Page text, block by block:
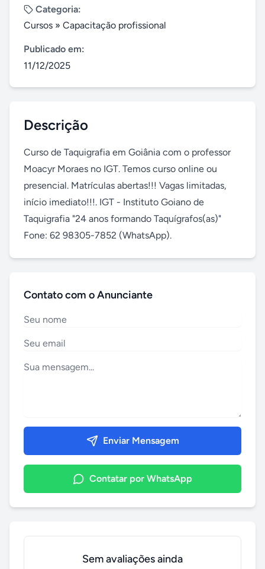
Categoria:
Cursos » Capacitação profissional
Publicado em:
11/12/2025
Descrição
Curso de Taquigrafia em Goiânia com o professor
Moacyr Moraes no IGT. Temos curso online ou
presencial. Matrículas abertas!!! Vagas limitadas,
início imediato!!!. IGT - Instituto Goiano de
Taquigrafia "24 anos formando Taquígrafos(as)"
Fone: 62 98305-7852 (WhatsApp).
Contato com o Anunciante
Enviar Mensagem
Contatar por WhatsApp
Sem avaliações ainda